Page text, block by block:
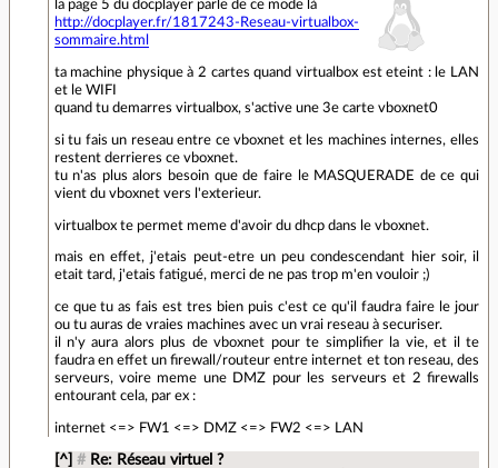
la page 5 du docplayer parle de ce mode là
http://docplayer.fr/1817243-Reseau-virtualbox-
sommaire.html
ta machine physique à 2 cartes quand virtualbox est eteint : le LAN
et le WIFI
quand tu demarres virtualbox, s'active une 3e carte vboxnet0
si tu fais un reseau entre ce vboxnet et les machines internes, elles
restent derrieres ce vboxnet.
tu n'as plus alors besoin que de faire le MASQUERADE de ce qui
vient du vboxnet vers l'exterieur.
virtualbox te permet meme d'avoir du dhcp dans le vboxnet.
mais en effet, j'etais peut-etre un peu condescendant hier soir, il
etait tard, j'etais fatigué, merci de ne pas trop m'en vouloir ;)
ce que tu as fais est tres bien puis c'est ce qu'il faudra faire le jour
ou tu auras de vraies machines avec un vrai reseau à securiser.
il n'y aura alors plus de vboxnet pour te simplifier la vie, et il te
faudra en effet un firewall/routeur entre internet et ton reseau, des
serveurs, voire meme une DMZ pour les serveurs et 2 firewalls
entourant cela, par ex :
internet <=> FW1 <=> DMZ <=> FW2 <=> LAN
[^] # Re: Réseau virtuel ?